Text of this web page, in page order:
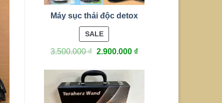
Máy sục thải độc detox
SALEPRODUCT
ON
SALE
3.500.000₫ 2.900.000 ₫